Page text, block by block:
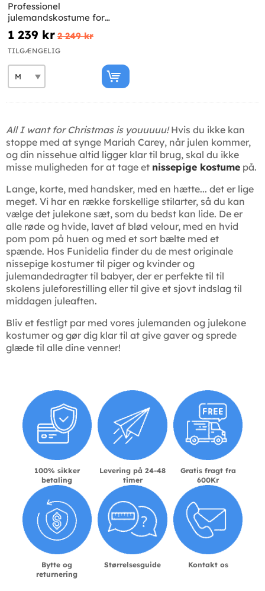
Professionel
julemandskostume for
kvinder
1 239 kr 2 249 kr
TILGÆNGELIG
All I want for Christmas is youuuuu!Hvis du ikke kan
stoppe med at synge Mariah Carey, når julen kommer,
og din nissehue altid ligger klar til brug, skal du ikke
misse muligheden for at tage et nissepige kostume på.
Lange, korte, med handsker, med en hætte... det er lige
meget. Vi har en række forskellige stilarter, så du kan
vælge det julekone sæt, som du bedst kan lide. De er
alle røde og hvide, lavet af blød velour, med en hvid
pom pom på huen og med et sort bælte med et
spænde. Hos Funidelia finder du de mest originale
nissepige kostumer til piger og kvinder og
julemandedragter til babyer, der er perfekte til til
skolens juleforestilling eller til give et sjovt indslag til
middagen juleaften.
Bliv et festligt par med vores julemanden og julekone
kostumer og gør dig klar til at give gaver og sprede
glæde til alle dine venner!
100% sikker
betaling
Levering på 24-48
timer
Gratis fragt fra
600Kr
Bytte og
returnering
Størrelsesguide Kontakt os